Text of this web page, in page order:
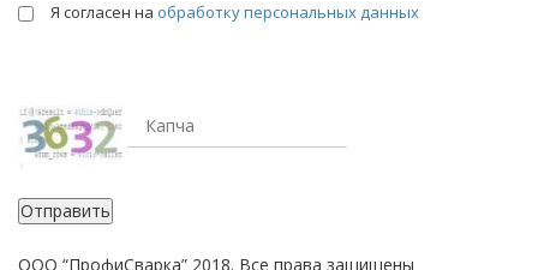
Я согласен на обработку персональных данных
Отправить
ООО “ПрофиСварка” 2018. Все права защищены